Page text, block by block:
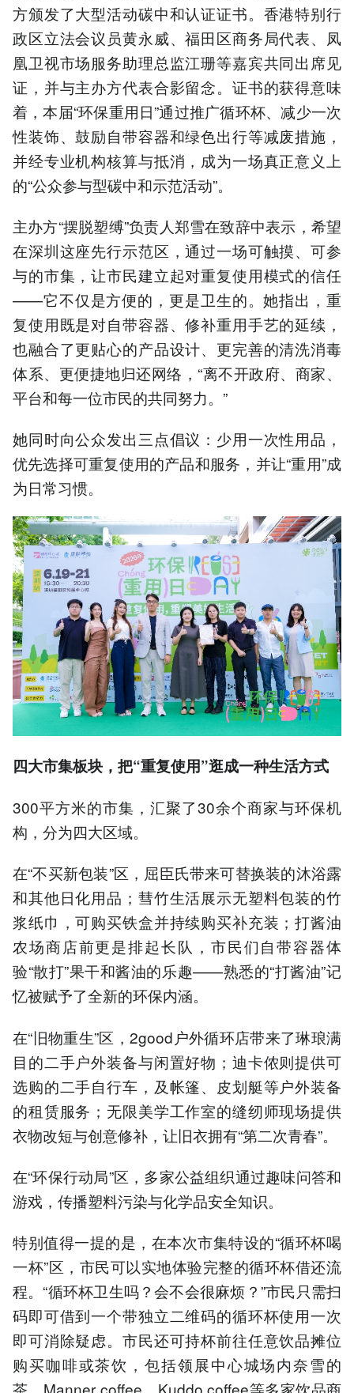
方颁发了大型活动碳中和认证证书。香港特别行
政区立法会议员黄永威、福田区商务局代表、凤
凰卫视市场服务助理总监江珊等嘉宾共同出席见
证，并与主办方代表合影留念。证书的获得意味
着，本届“环保重用日”通过推广循环杯、减少一次
性装饰、鼓励自带容器和绿色出行等减废措施，
并经专业机构核算与抵消，成为一场真正意义上
的“公众参与型碳中和示范活动”。
主办方“摆脱塑缚”负责人郑雪在致辞中表示，希望
在深圳这座先行示范区，通过一场可触摸、可参
与的市集，让市民建立起对重复使用模式的信任
——它不仅是方便的，更是卫生的。她指出，重
复使用既是对自带容器、修补重用手艺的延续，
也融合了更贴心的产品设计、更完善的清洗消毒
体系、更便捷地归还网络，“离不开政府、商家、
平台和每一位市民的共同努力。”
她同时向公众发出三点倡议：少用一次性用品，
优先选择可重复使用的产品和服务，并让“重用”成
为日常习惯。
四大市集板块，把“重复使用”逛成一种生活方式
300平方米的市集，汇聚了30余个商家与环保机
构，分为四大区域。
在“不买新包装”区，屈臣氏带来可替换装的沐浴露
和其他日化用品；彗竹生活展示无塑料包装的竹
浆纸巾，可购买铁盒并持续购买补充装；打酱油
农场商店前更是排起长队，市民们自带容器体
验“散打”果干和酱油的乐趣——熟悉的“打酱油”记
忆被赋予了全新的环保内涵。
在“旧物重生”区，2good户外循环店带来了琳琅满
目的二手户外装备与闲置好物；迪卡侬则提供可
选购的二手自行车，及帐篷、皮划艇等户外装备
的租赁服务；无限美学工作室的缝纫师现场提供
衣物改短与创意修补，让旧衣拥有“第二次青春”。
在“环保行动局”区，多家公益组织通过趣味问答和
游戏，传播塑料污染与化学品安全知识。
特别值得一提的是，在本次市集特设的“循环杯喝
一杯”区，市民可以实地体验完整的循环杯借还流
程。“循环杯卫生吗？会不会很麻烦？”市民只需扫
码即可借到一个带独立二维码的循环杯使用一次
即可消除疑虑。市民还可持杯前往任意饮品摊位
购买咖啡或茶饮，包括领展中心城场内奈雪的
茶、Manner coffee、Kuddo coffee等多家饮品商